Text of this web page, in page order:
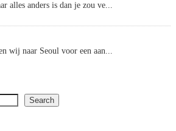
alles anders is dan je zou ve...
wij naar Seoul voor een aan...
Search